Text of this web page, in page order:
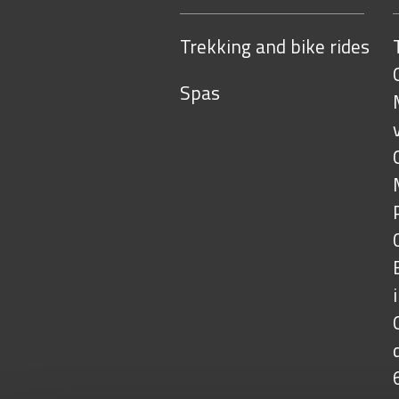
originali…
Trekking and bike rides
Spas